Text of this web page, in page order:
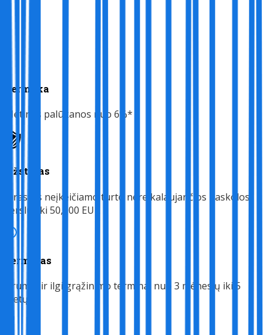
Permoka
Metinės palūkanos nuo 6%*
Užstatas
Įprastos neįkeičiamo turto nereikalaujančios paskolos
verslui iki 50,000 EUR
Terminas
Trumpi ir ilgi grąžinimo terminai nuo 3 mėnesių iki 5
metų